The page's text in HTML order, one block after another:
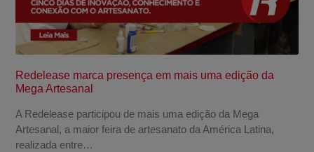
Redelease marca presença em mais uma edição da
Mega Artesanal
A Redelease participou de mais uma edição da Mega
Artesanal, a maior feira de artesanato da América Latina,
realizada entre…